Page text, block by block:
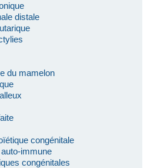
distale
du mamelon
congénitale
immune
congénitales